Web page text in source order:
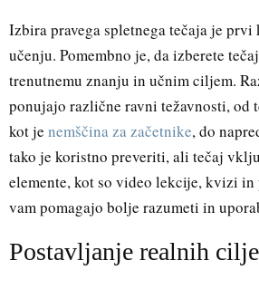
Izbira pravega spletnega tečaja je prvi
učenju. Pomembno je, da izberete
trenutnemu znanju in učnim ciljem.
ponujajo različne ravni težavnosti, od
kot je nemščina za začetnike, do
tako je koristno preveriti, ali tečaj
elemente, kot so video lekcije, kvizi
vam pomagajo bolje razumeti in
Postavljanje realnih